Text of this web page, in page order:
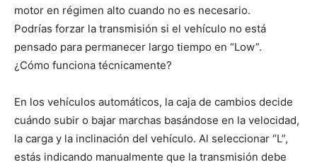
motor en régimen alto cuando no es necesario.
Podrías forzar la transmisión si el vehículo no está
pensado para permanecer largo tiempo en “Low”.
¿Cómo funciona técnicamente?
En los vehículos automáticos, la caja de cambios decide
cuándo subir o bajar marchas basándose en la velocidad,
la carga y la inclinación del vehículo. Al seleccionar “L”,
estás indicando manualmente que la transmisión debe